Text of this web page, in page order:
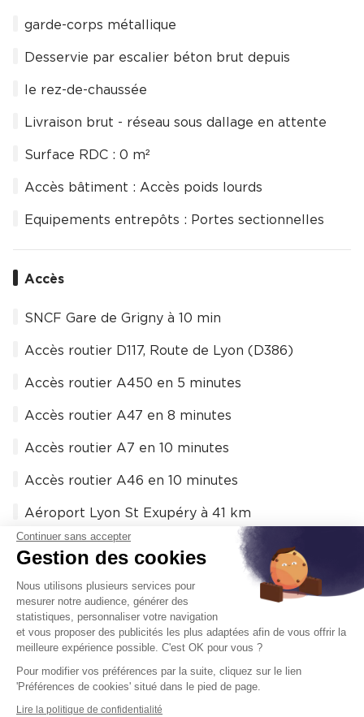
garde-corps métallique
Desservie par escalier béton brut depuis
le rez-de-chaussée
Livraison brut - réseau sous dallage en attente
Surface RDC : 0 m²
Accès bâtiment : Accès poids lourds
Equipements entrepôts : Portes sectionnelles
Accès
SNCF Gare de Grigny à 10 min
Accès routier D117, Route de Lyon (D386)
Accès routier A450 en 5 minutes
Accès routier A47 en 8 minutes
Accès routier A7 en 10 minutes
Accès routier A46 en 10 minutes
Aéroport Lyon St Exupéry à 41 km
Consommation énergétique
Continuer sans accepter
Gestion des cookies
Nous utilisons plusieurs services pour
mesurer notre audience, générer des
statistiques, personnaliser votre navigation
et vous proposer des publicités les plus adaptées afin de vous offrir la
meilleure expérience possible. C'est OK pour vous ?
Pour modifier vos préférences par la suite, cliquez sur le lien
'Préférences de cookies' situé dans le pied de page.
Lire la politique de confidentialité